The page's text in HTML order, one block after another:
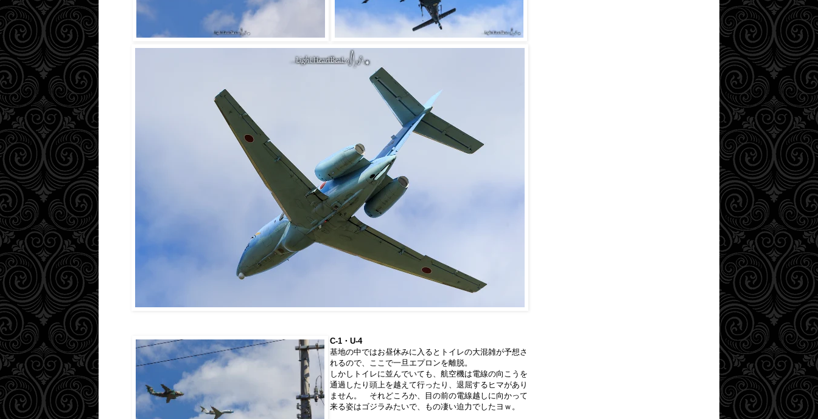
C-1・U-4
基地の中ではお昼休みに入るとトイレの大混雑が予想さ
れるので、ここで一旦エプロンを離脱。
しかしトイレに並んでいても、航空機は電線の向こうを
通過したり頭上を越えて行ったり、退屈するヒマがあり
ません。 それどころか、目の前の電線越しに向かって
来る姿はゴジラみたいで、もの凄い迫力でしたヨｗ。